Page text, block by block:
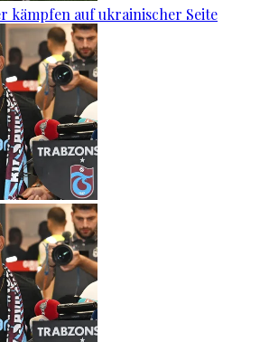
kämpfen auf ukrainischer Seite